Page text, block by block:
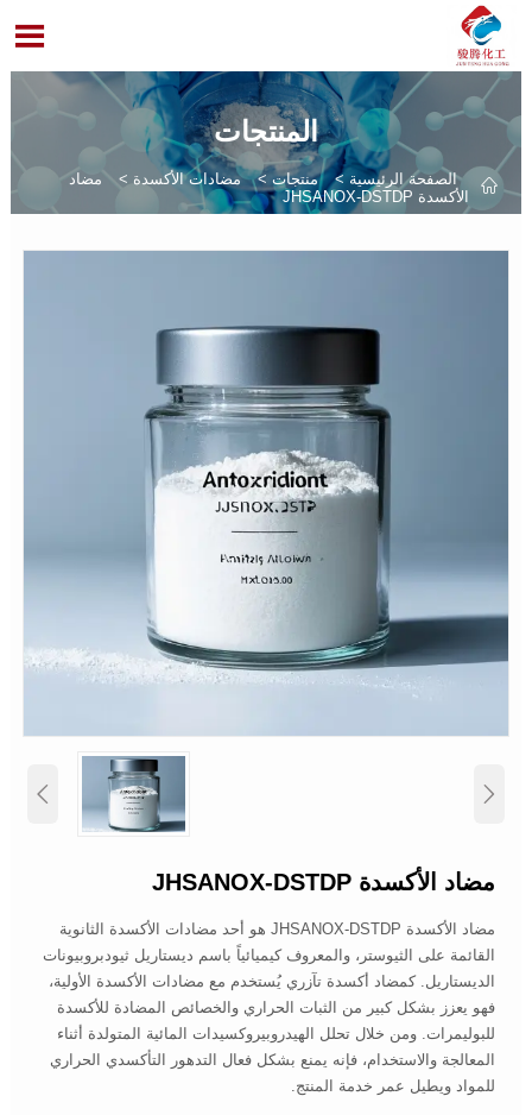

المنتجات
 الصفحة الرئيسية > منتجات> مضادات الأكسدة >
مضاد
الأكسدة JHSANOX-DSTDP
 
مضاد الأكسدة JHSANOX-DSTDP
مضاد الأكسدة JHSANOX-DSTDP هو أحد مضادات الأكسدة الثانوية
القائمة على الثيوستر، والمعروف كيميائياً باسم ديستاريل ثيودبروبيونات
الديستاريل. كمضاد أكسدة تآزري يُستخدم مع مضادات الأكسدة الأولية،
فهو يعزز بشكل كبير من الثبات الحراري والخصائص المضادة للأكسدة
للبوليمرات. ومن خلال تحلل الهيدروبيروكسيدات المائية المتولدة أثناء
المعالجة والاستخدام، فإنه يمنع بشكل فعال التدهور التأكسدي الحراري
للمواد ويطيل عمر خدمة المنتج.